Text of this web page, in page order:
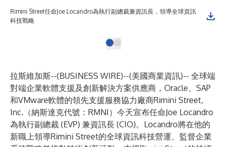
Rimini Street任命Joe Locandro為執行副總裁兼資訊長，領導全球資訊
科技戰略
拉斯維加斯--(BUSINESS WIRE)--(美國商業資訊)-- 全球端
對端企業軟體支援及創新解決方案供應商，Oracle、SAP
和VMware軟體的領先支援服務協力廠商Rimini Street,
Inc.（納斯達克代號：RMNI）今天宣布任命Joe Locandro
為執行副總裁 (EVP) 兼資訊長 (CIO)。Locandro將在他的
新職上領導Rimini Street的全球資訊科技營運、監督企業